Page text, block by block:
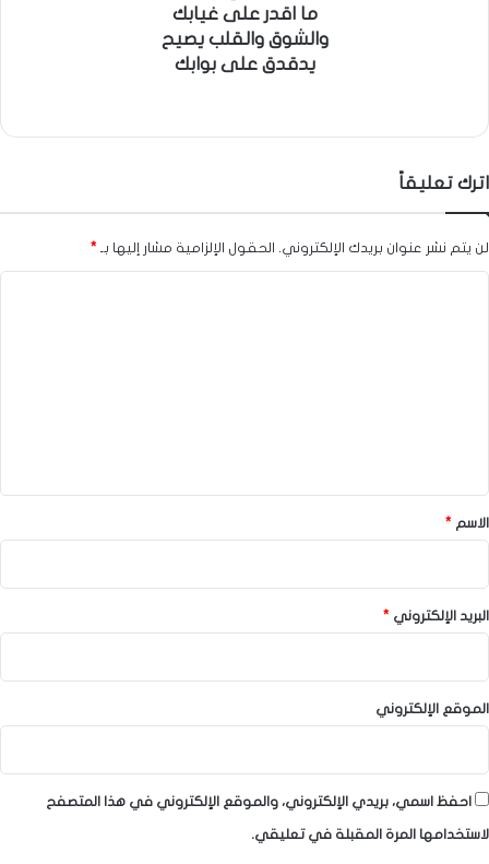
ما اقدر على غيابك
والشوق والقلب يصيح
يدقدق على بوابك
اترك تعليقاً
لن يتم نشر عنوان بريدك الإلكتروني. الحقول الإلزامية مشار إليها بـ *
*الاسم *
البريد الإلكتروني *
الموقع الإلكتروني
احفظ اسمي، بريدي الإلكتروني، والموقع الإلكتروني في هذا المتصفح
لاستخدامها المرة المقبلة في تعليقي.